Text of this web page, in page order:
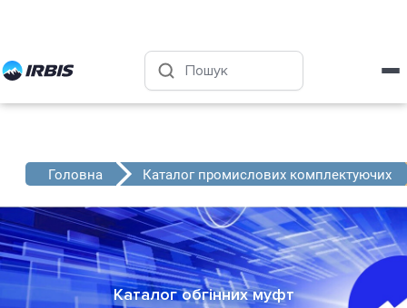
Головна Каталог промислових комплектуючих
Каталог обгінних муфт